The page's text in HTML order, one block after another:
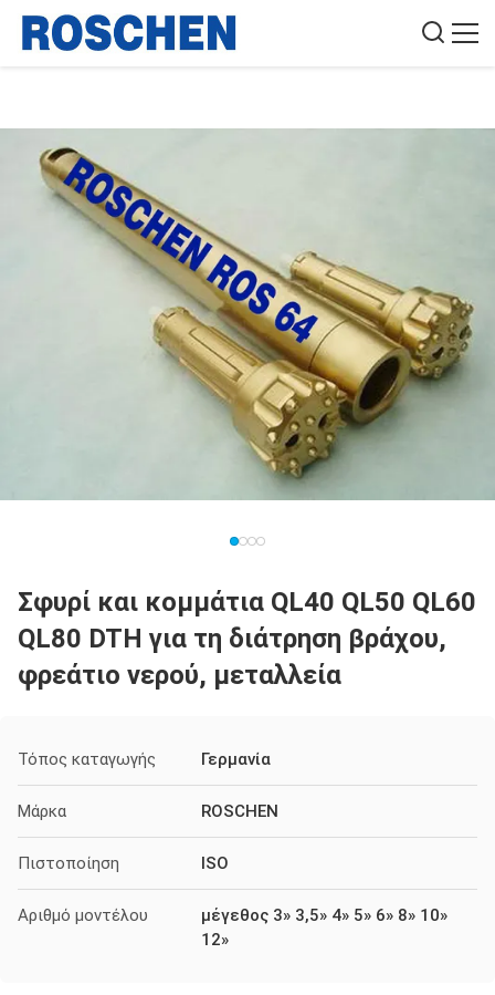
Σφυρί και κομμάτια QL40 QL50 QL60
QL80 DTH για τη διάτρηση βράχου,
φρεάτιο νερού, μεταλλεία
Τόπος καταγωγής Γερμανία
Μάρκα ROSCHEN
Πιστοποίηση ISO
Αριθμό μοντέλου
μέγεθος 3» 3,5» 4» 5» 6» 8» 10»
12»